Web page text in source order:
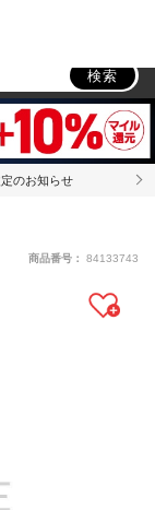
検索
のお知らせ
商品番号： 84133743